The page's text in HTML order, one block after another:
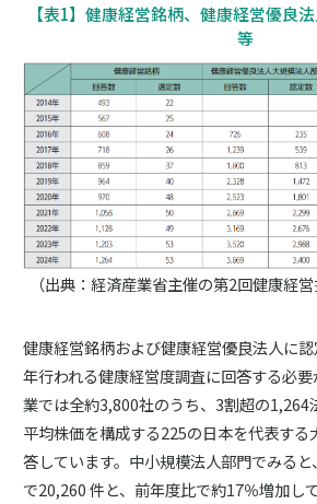
【表1】健康経営銘柄、健康経営優良
等
（出典：経済産業省主催の第2回健康経
健康経営銘柄および健康経営優良法人に
年行われる健康経営度調査に回答する必
業では全約3,800社のうち、3割超の1,264
平均株価を構成する225の日本を代表する
答しています。中小規模法人部門でみる
で20,260 件と、前年度比で約17％増加し